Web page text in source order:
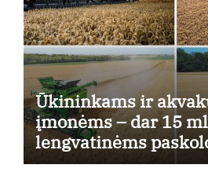
Ūkininkams ir
įmonėms – dar 15
lengvatinėms